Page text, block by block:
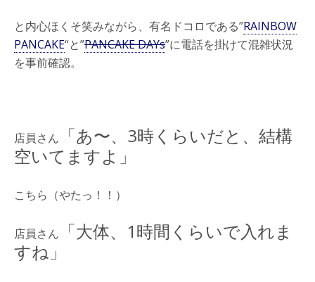
と内心ほくそ笑みながら、有名ドコロである”RAINBOW
PANCAKE“と”PANCAKE DAYs”に電話を掛けて混雑状況
を事前確認。
店員さん
「あ〜、3時くらいだと、結構
空いてますよ」
こちら（やたっ！！）
店員さん
「大体、1時間くらいで入れま
すね」